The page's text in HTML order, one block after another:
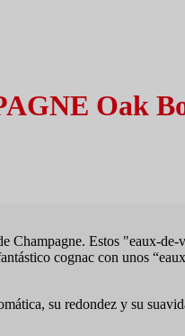
Oak
Estos "eaux-
cognac con unos
su redondez y su